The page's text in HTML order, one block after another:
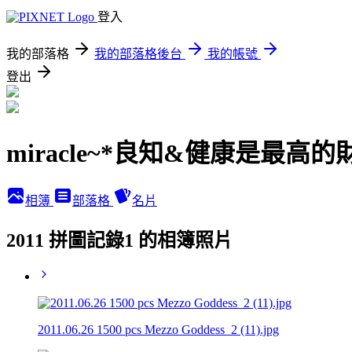
登入
我的部落格 我的部落格後台
我的帳號
登出
miracle~*良知&健康是最高的
相簿 部落格 名片
2011 拼圖記錄1 的相簿照片
2011.06.26 1500 pcs Mezzo Goddess_2 (11).jpg